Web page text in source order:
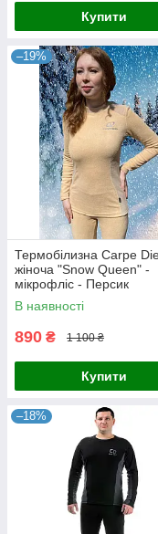
Купити
–19%
Термобілизна Carpe
жіноча "Snow Queen" -
мікрофліс - Персик
В наявності
890 ₴ 1 100 ₴
Купити
–18%